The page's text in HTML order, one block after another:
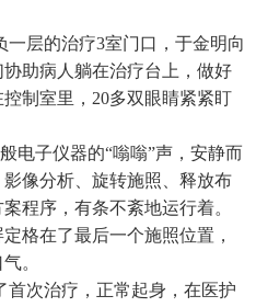
一层的治疗3室门口，于金明向
助病人躺在治疗台上，做好
制室里，20多双眼睛紧紧盯
电子仪器的“嗡嗡”声，安静而
像分析、旋转施照、释放布
程序，有条不紊地运行着。
格在了最后一个施照位置，
。
首次治疗，正常起身，在医护